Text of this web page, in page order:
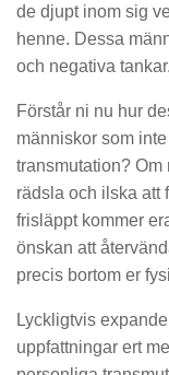
de djupt inom sig
henne. Dessa
och negativa tankar.
Förstår ni nu hur
människor som
transmutation? Om
rädsla och ilska att
frisläppt kommer
önskan att
precis bortom er
Lyckligtvis
uppfattningar ert